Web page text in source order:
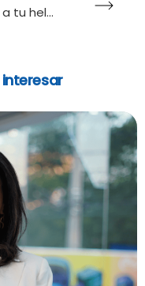
¿Cómo darle una vida más larga a tu heladera?